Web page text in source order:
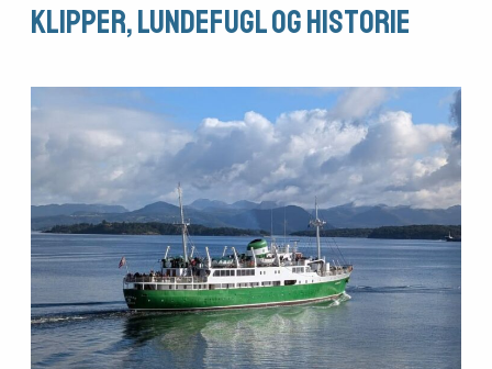
Klipper, lundefugl og historie